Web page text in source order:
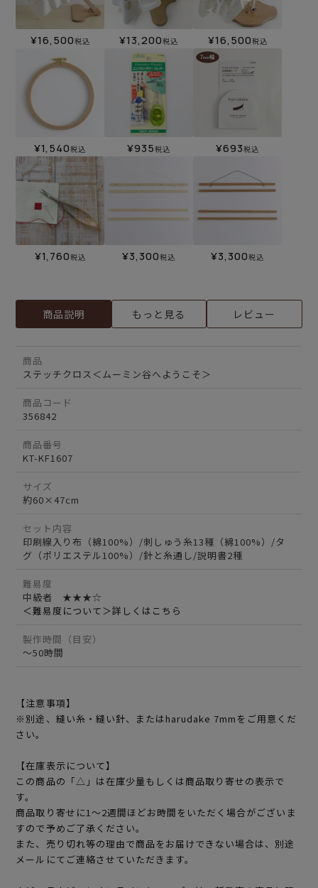
¥16,500税込 ¥13,200税込 ¥16,500税込
¥1,540税込 ¥935税込 ¥693税込
¥1,760税込 ¥3,300税込 ¥3,300税込
商品説明 もっと見る レビュー
商品
ステッチクロス＜ムーミン谷へようこそ＞
商品コード
356842
商品番号
KT-KF1607
サイズ
約60×47cm
セット内容
印刷線入り布（綿100%）/刺しゅう糸13種（綿100%）/タ
グ（ポリエステル100%）/針と糸通し/説明書2種
難易度
中級者 ★★★☆
＜難易度について＞詳しくはこちら
製作時間（目安）
～50時間
【注意事項】
※別途、縫い糸・縫い針、またはharudake 7mmをご用意くだ
さい。
【在庫表示について】
この商品の「△」は在庫少量もしくは商品取り寄せの表示で
す。
商品取り寄せに1～2週間ほどお時間をいただく場合がございま
すので予めご了承ください。
また、売り切れ等の理由で商品をお届けできない場合は、別途
メールにてご連絡させていただきます。